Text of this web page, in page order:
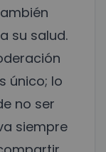
su salud.
único; lo
no ser
siempre